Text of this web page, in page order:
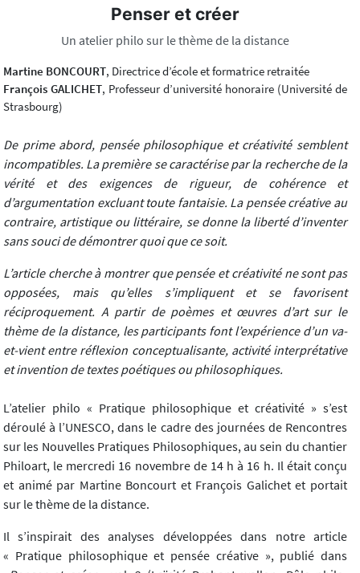
Penser et créer
Un atelier philo sur le thème de la distance
Martine BONCOURT, Directrice d’école et formatrice retraitée
François GALICHET, Professeur d’université honoraire (Université de
Strasbourg)
De prime abord, pensée philosophique et créativité semblent
incompatibles. La première se caractérise par la recherche de la
vérité et des exigences de rigueur, de cohérence et
d’argumentation excluant toute fantaisie. La pensée créative au
contraire, artistique ou littéraire, se donne la liberté d’inventer
sans souci de démontrer quoi que ce soit.
L’article cherche à montrer que pensée et créativité ne sont pas
opposées, mais qu’elles s’impliquent et se favorisent
réciproquement. A partir de poèmes et œuvres d’art sur le
thème de la distance, les participants font l’expérience d’un va-
et-vient entre réflexion conceptualisante, activité interprétative
et invention de textes poétiques ou philosophiques.
L’atelier philo « Pratique philosophique et créativité » s’est
déroulé à l’UNESCO, dans le cadre des journées de Rencontres
sur les Nouvelles Pratiques Philosophiques, au sein du chantier
Philoart, le mercredi 16 novembre de 14 h à 16 h. Il était conçu
et animé par Martine Boncourt et François Galichet et portait
sur le thème de la distance.
Il s’inspirait des analyses développées dans notre article
« Pratique philosophique et pensée créative », publié dans